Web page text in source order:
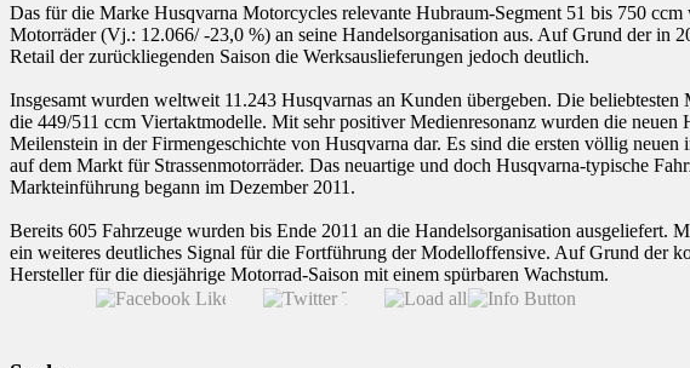
Das für die Marke Husqvarna Motorcycles relevante Hubraum-Segment 51 bis 750
Motorräder (Vj.: 12.066/ -23,0 %) an seine Handelsorganisation aus. Auf Grund der in
Retail der zurückliegenden Saison die Werksauslieferungen jedoch deutlich.
Insgesamt wurden weltweit 11.243 Husqvarnas an Kunden übergeben. Die
die 449/511 ccm Viertaktmodelle. Mit sehr positiver Medienresonanz wurden die
Meilenstein in der Firmengeschichte von Husqvarna dar. Es sind die ersten völlig
auf dem Markt für Strassenmotorräder. Das neuartige und doch Husqvarna-typische
Markteinführung begann im Dezember 2011.
Bereits 605 Fahrzeuge wurden bis Ende 2011 an die Handelsorganisation ausgeliefert.
ein weiteres deutliches Signal für die Fortführung der Modelloffensive. Auf Grund der
Hersteller für die diesjährige Motorrad-Saison mit einem spürbaren Wachstum.